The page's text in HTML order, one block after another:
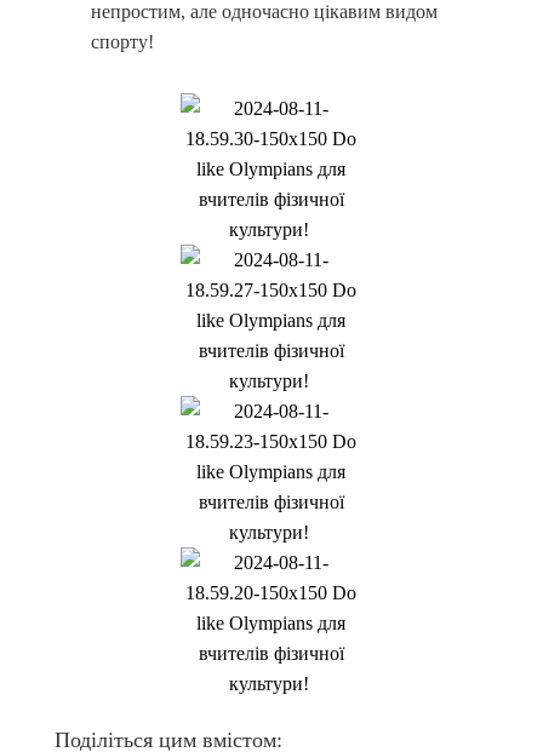
непростим, але одночасно цікавим видом
спорту!
Поділіться цим вмістом: